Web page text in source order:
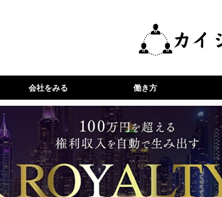
会社をみる 働き方